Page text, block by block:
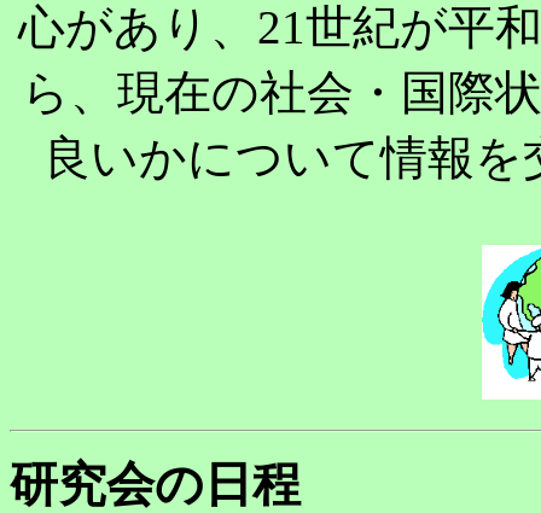
心があり、21世紀が平
ら、現在の社会・国際
良いかについて情報
研究会の日程